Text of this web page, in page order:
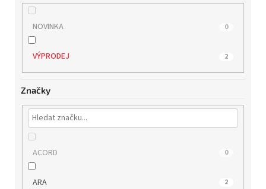
NOVINKA 0
VÝPRODEJ 2
Značky
ACORD 0
ARA 2